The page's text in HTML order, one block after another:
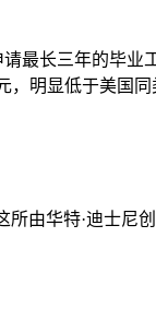
最长三年的毕业
明显低于美国
所由华特·迪士